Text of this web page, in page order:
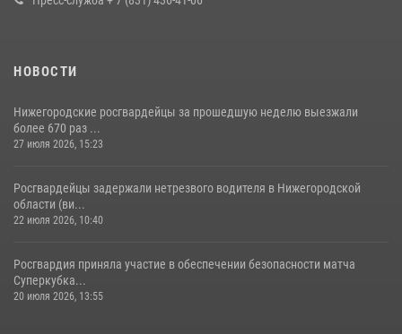
НОВОСТИ
Нижегородские росгвардейцы за прошедшую неделю выезжали
более 670 раз ...
27 июля 2026, 15:23
Росгвардейцы задержали нетрезвого водителя в Нижегородской
области (ви...
22 июля 2026, 10:40
Росгвардия приняла участие в обеспечении безопасности матча
Суперкубка...
20 июля 2026, 13:55